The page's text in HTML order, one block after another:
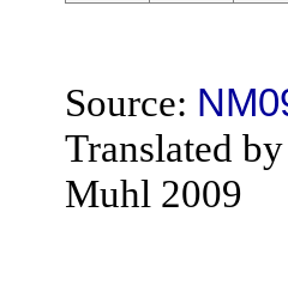
Source:
Translated
Muhl 2009